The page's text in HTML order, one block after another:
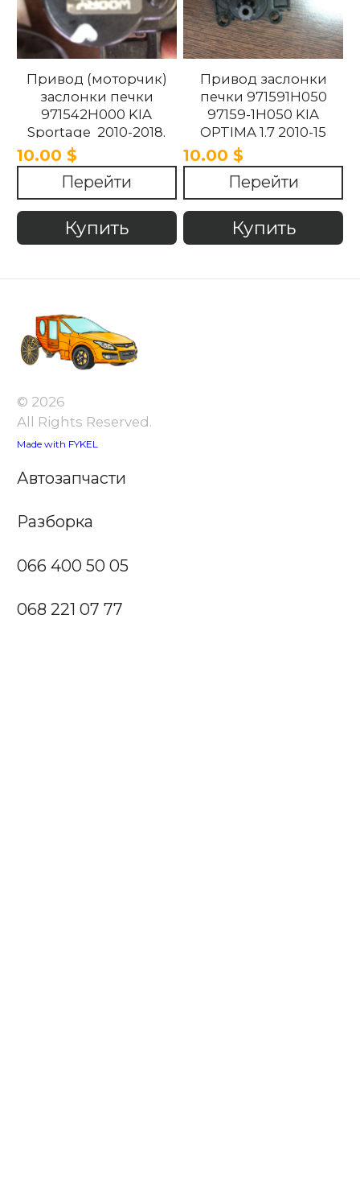
Привод (моторчик)
заслонки печки
971542H000 KIA
Sportage 2010-2018.
10.00 $
Перейти
Купить
Привод заслонки
печки 971591H050
97159-1H050 KIA
OPTIMA 1.7 2010-15
10.00 $
Перейти
Купить
© 2026
All Rights Reserved.
Made with FYKEL
Автозапчасти
Разборка
066 400 50 05
068 221 07 77